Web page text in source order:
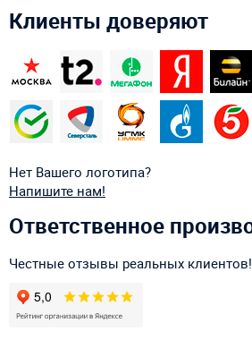
Клиенты доверяют
Нет Вашего логотипа?
Напишите нам!
Ответственное
Честные отзывы реальных клиентов!